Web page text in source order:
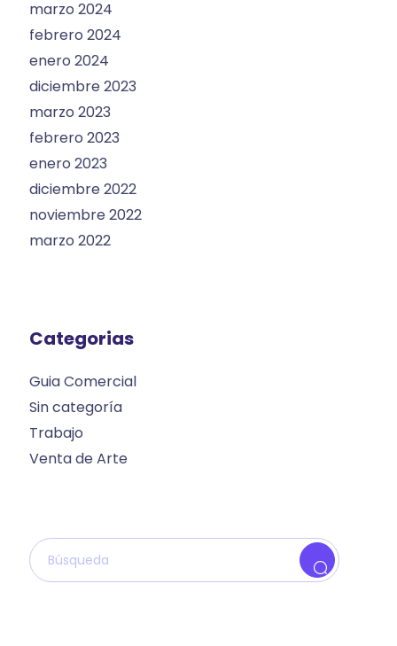
marzo 2024
febrero 2024
enero 2024
diciembre 2023
marzo 2023
febrero 2023
enero 2023
diciembre 2022
noviembre 2022
marzo 2022
Categorias
Guia Comercial
Sin categoría
Trabajo
Venta de Arte